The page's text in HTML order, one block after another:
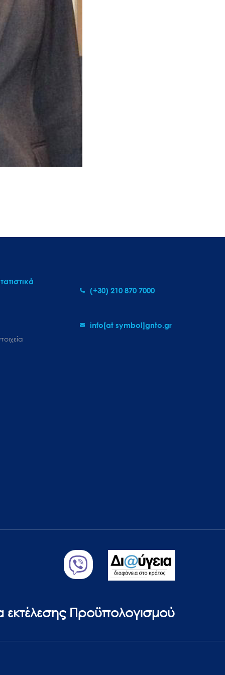
(+30) 210 870 7000
info[at symbol]gnto.gr
εκτέλεσης Προϋπολογισμού